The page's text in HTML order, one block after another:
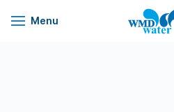
Naar
Menu
WMD
Drinkwater